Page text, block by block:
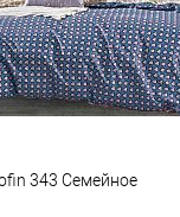
В наличии
343 Семейное